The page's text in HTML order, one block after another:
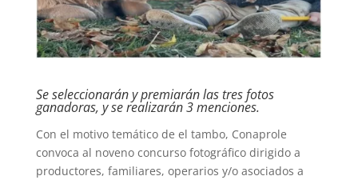
Se seleccionarán y premiarán las tres fotos
ganadoras, y se realizarán 3 menciones.
Con el motivo temático de el tambo, Conaprole
convoca al noveno concurso fotográfico dirigido a
productores, familiares, operarios y/o asociados a